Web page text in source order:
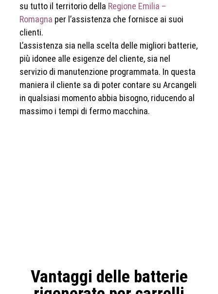
su tutto il territorio della Regione Emilia –
Romagna per l’assistenza che fornisce ai suoi
clienti.
L’assistenza sia nella scelta delle migliori batterie,
più idonee alle esigenze del cliente, sia nel
servizio di manutenzione programmata. In questa
maniera il cliente sa di poter contare su Arcangeli
in qualsiasi momento abbia bisogno, riducendo al
massimo i tempi di fermo macchina.
Vantaggi delle batterie